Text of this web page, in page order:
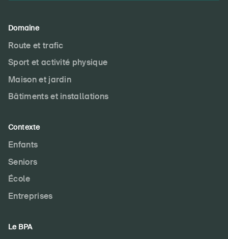
Domaine
Route et trafic
Sport et activité physique
Maison et jardin
Bâtiments et installations
Contexte
Enfants
Seniors
École
Entreprises
Le BPA